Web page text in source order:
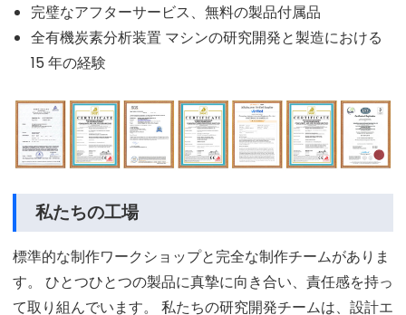
完璧なアフターサービス、無料の製品付属品
全有機炭素分析装置 マシンの研究開発と製造における
15 年の経験
私たちの工場
標準的な制作ワークショップと完全な制作チームがありま
す。 ひとつひとつの製品に真摯に向き合い、責任感を持っ
て取り組んでいます。 私たちの研究開発チームは、設計エ